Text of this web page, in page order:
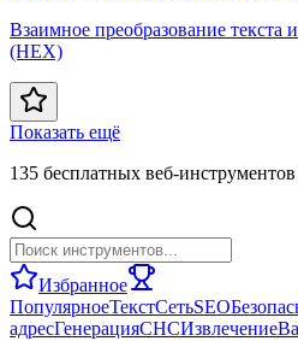
Взаимное преобразование текста
(HEX)
Показать ещё
135 бесплатных веб-
Избранное
ПопулярноеТекстСетьSEO
адресГенерацияСНСИзвлечение